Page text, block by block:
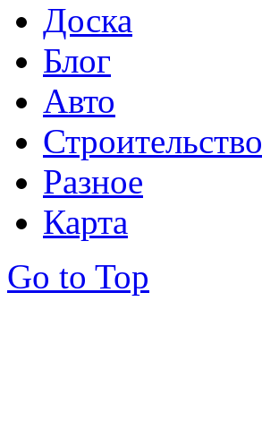
Доска
Блог
Авто
Строительство
Разное
Карта
Go to Top